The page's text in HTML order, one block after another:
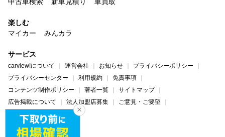
楽しむ
マイカー
みんカラ
サービス
carview!について 運営会社 お知らせ
プライバシーポリシー
プライバシーセンター
利用規約
免責事項
コンテンツ制作ポリシー
著者一覧
サイトマップ
広告掲載について
法人加盟店募集
ご意見・ご要望
ヘルプ・お問い合わせ